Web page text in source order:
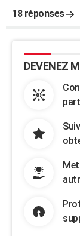
18 réponses
DEVENEZ